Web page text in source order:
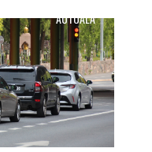
AUTOALA